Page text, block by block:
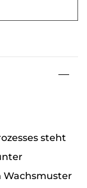
steht
Wachsmuster